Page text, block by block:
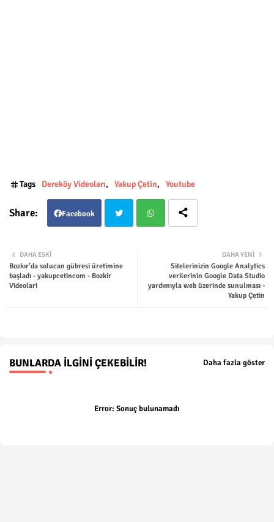
Tags Dereköy Videoları Yakup Çetin Youtube
Facebook
ter
DAHA YENI
Sitelerinizin Google Analytics
verilerinin Google Data Studio
yardımıyla web üzerinde sunulması -
Yakup Çetin
DAHA ESKI
Bozkır’da solucan gübresi üretimine
başladı - yakupcetincom - Bozkir
Videolari
BUNLARDA İLGINI ÇEKEBILIR! Daha fazla göster
Error: Sonuç bulunamadı